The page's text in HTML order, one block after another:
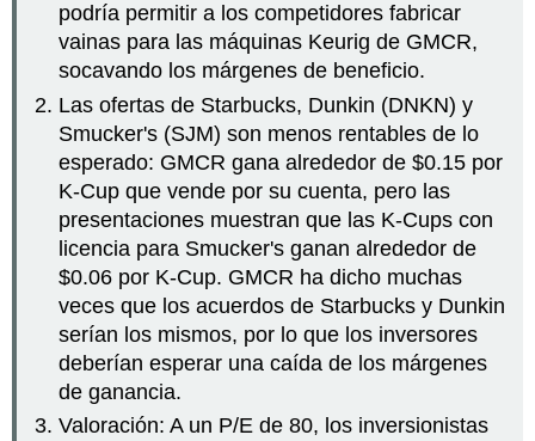
podría permitir a los competidores fabricar
vainas para las máquinas Keurig de GMCR,
socavando los márgenes de beneficio.
Las ofertas de Starbucks, Dunkin (DNKN) y
Smucker's (SJM) son menos rentables de lo
esperado: GMCR gana alrededor de $0.15 por
K-Cup que vende por su cuenta, pero las
presentaciones muestran que las K-Cups con
licencia para Smucker's ganan alrededor de
$0.06 por K-Cup. GMCR ha dicho muchas
veces que los acuerdos de Starbucks y Dunkin
serían los mismos, por lo que los inversores
deberían esperar una caída de los márgenes
de ganancia.
Valoración: A un P/E de 80, los inversionistas